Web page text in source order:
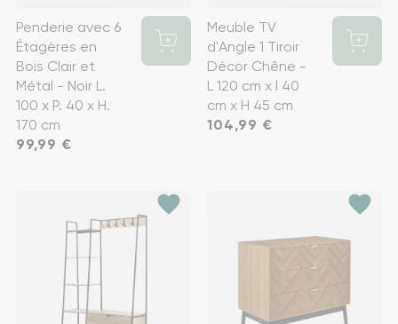
Penderie avec 6
Étagères en
Bois Clair et
Métal - Noir L.
100 x P. 40 x H.
170 cm
Prix
99,99 €
Meuble TV
d'Angle 1 Tiroir
Décor Chêne -
L 120 cm x l 40
cm x H 45 cm
Prix
104,99 €
favorite favorite